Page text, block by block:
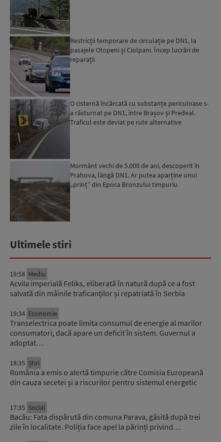
Restricții temporare de circulație pe DN1, la
pasajele Otopeni și Ciolpani. Încep lucrări de
reparații
O cisternă încărcată cu substanțe periculoase s-
a răsturnat pe DN1, între Brașov și Predeal.
Traficul este deviat pe rute alternative
Mormânt vechi de 5.000 de ani, descoperit în
Prahova, lângă DN1. Ar putea aparține unui
„prinț” din Epoca Bronzului timpuriu
Ultimele stiri
19:58 Mediu
Acvila imperială Feliks, eliberată în natură după ce a fost
salvată din mâinile traficanților și repatriată în Serbia
19:34 Economie
Transelectrica poate limita consumul de energie al marilor
consumatori, dacă apare un deficit în sistem. Guvernul a
adoptat…
18:35 Știri
România a emis o alertă timpurie către Comisia Europeană
din cauza secetei și a riscurilor pentru sistemul energetic
17:35 Social
Bacău: Fata dispărută din comuna Parava, găsită după trei
zile în localitate. Poliția face apel la părinți privind…